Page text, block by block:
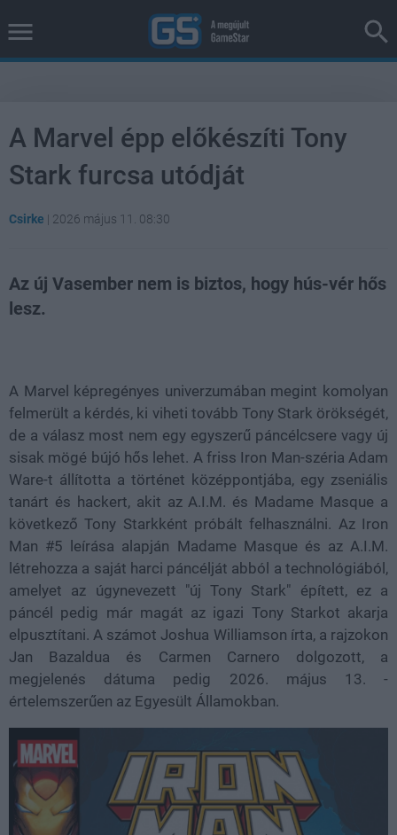
A Marvel épp előkészíti Tony
Stark furcsa utódját
Csirke | 2026 május 11. 08:30
Az új Vasember nem is biztos, hogy hús-vér hős
lesz.
A Marvel képregényes univerzumában megint komolyan
felmerült a kérdés, ki viheti tovább Tony Stark örökségét,
de a válasz most nem egy egyszerű páncélcsere vagy új
sisak mögé bújó hős lehet. A friss Iron Man-széria Adam
Ware-t állította a történet középpontjába, egy zseniális
tanárt és hackert, akit az A.I.M. és Madame Masque a
következő Tony Starkként próbált felhasználni. Az Iron
Man #5 leírása alapján Madame Masque és az A.I.M.
létrehozza a saját harci páncélját abból a technológiából,
amelyet az úgynevezett "új Tony Stark" épített, ez a
páncél pedig már magát az igazi Tony Starkot akarja
elpusztítani. A számot Joshua Williamson írta, a rajzokon
Jan Bazaldua és Carmen Carnero dolgozott, a
megjelenés dátuma pedig 2026. május 13. -
értelemszerűen az Egyesült Államokban.